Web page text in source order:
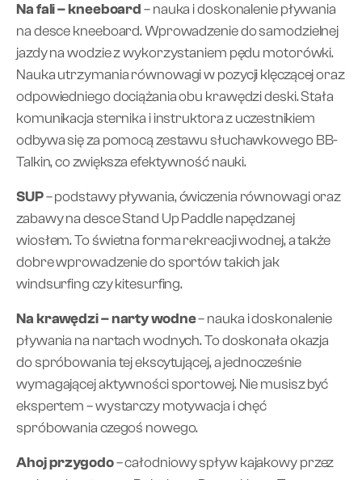
Na fali – kneeboard– nauka i doskonalenie pływania
na desce kneeboard. Wprowadzenie do samodzielnej
jazdy na wodzie z wykorzystaniem pędu motorówki.
Nauka utrzymania równowagi w pozycji klęczącej oraz
odpowiedniego dociążania obu krawędzi deski. Stała
komunikacja sternika i instruktora z uczestnikiem
odbywa się za pomocą zestawu słuchawkowego BB-
Talkin, co zwiększa efektywność nauki.
SUP– podstawy pływania, ćwiczenia równowagi oraz
zabawy na desce Stand Up Paddle napędzanej
wiosłem. To świetna forma rekreacji wodnej, a także
dobre wprowadzenie do sportów takich jak
windsurfing czy kitesurfing.
Na krawędzi – narty wodne– nauka i doskonalenie
pływania na nartach wodnych. To doskonała okazja
do spróbowania tej ekscytującej, a jednocześnie
wymagającej aktywności sportowej. Nie musisz być
ekspertem – wystarczy motywacja i chęć
spróbowania czegoś nowego.
Ahoj przygodo– całodniowy spływ kajakowy przez